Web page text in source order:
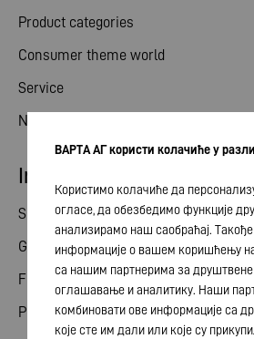
Product categories
Consumer theme world
Service
News
Investor relations
Share
General meeting
Financial calendar
Publications
ВАРТА АГ користи колачиће у
Користимо колачиће да
огласе, да обезбедимо функције
анализирамо наш саобраћај.
информације о вашем коришћењу
са нашим партнерима за
оглашавање и аналитику. Наши
комбиновати ове информације са
које сте им дали или које су